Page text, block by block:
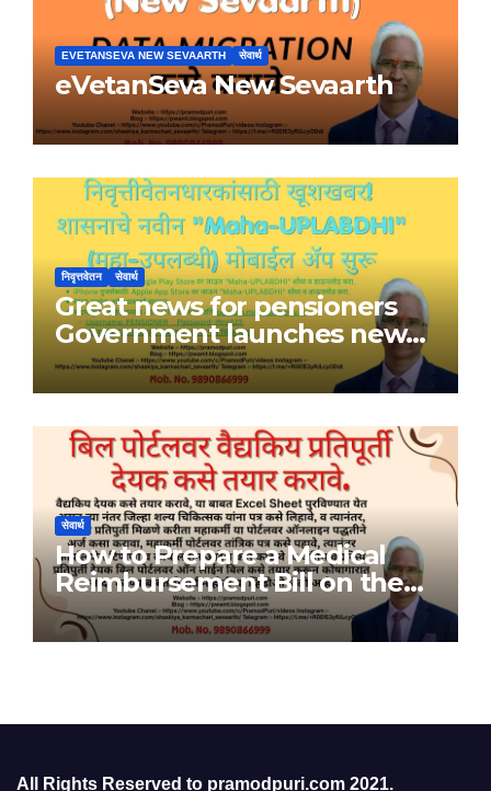
EVETANSEVA NEW SEVAARTH सेवार्थ
eVetanSeva New Sevaarth
निवृत्तवेतन सेवार्थ
Great news for pensioners
Government launches new
Maha-UPLABDHI mobile app
सेवार्थ
How to Prepare a Medical
Reimbursement Bill on the
Bill Portal
All Rights Reserved to pramodpuri.com 2021.